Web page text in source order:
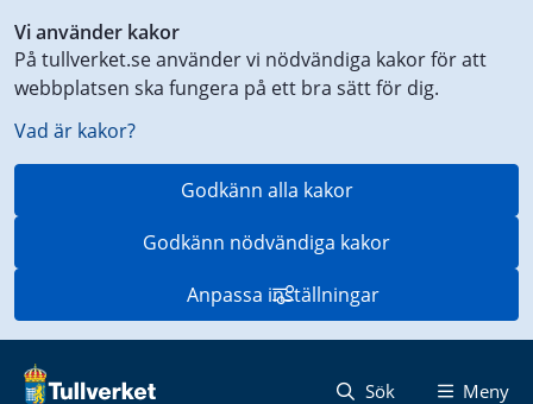
Vi använder kakor
På tullverket.se använder vi nödvändiga kakor för att
webbplatsen ska fungera på ett bra sätt för dig.
Vad är kakor?
Godkänn alla kakor
Godkänn nödvändiga kakor
Anpassa inställningar
till
innehåll
på
aktuell
Sök Meny